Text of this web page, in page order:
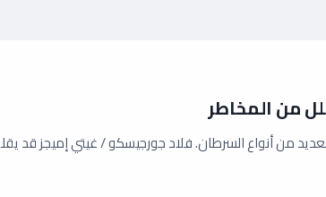
من المخاطر
من أنواع السرطان. فلاد جورجيسكو / غيتي إميجز قد